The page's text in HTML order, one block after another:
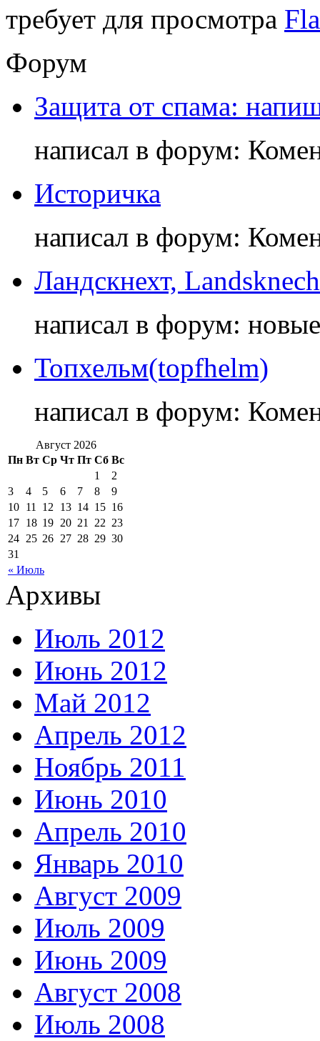
требует для просмотра
Форум
Защита от спама:
написал в форум:
Историчка
написал в форум:
Ландскнехт,
написал в форум:
Топхельм(topfhelm)
написал в форум:
Август 2026
Пн Вт Ср Чт Пт Сб Вс
« Июль
1
2
3
4 5 6 7 8
9
10 11 12 13 14 15 16
17 18 19 20 21 22 23
24 25 26 27 28 29 30
31
Архивы
Июль 2012
Июнь 2012
Май 2012
Апрель 2012
Ноябрь 2011
Июнь 2010
Апрель 2010
Январь 2010
Август 2009
Июль 2009
Июнь 2009
Август 2008
Июль 2008